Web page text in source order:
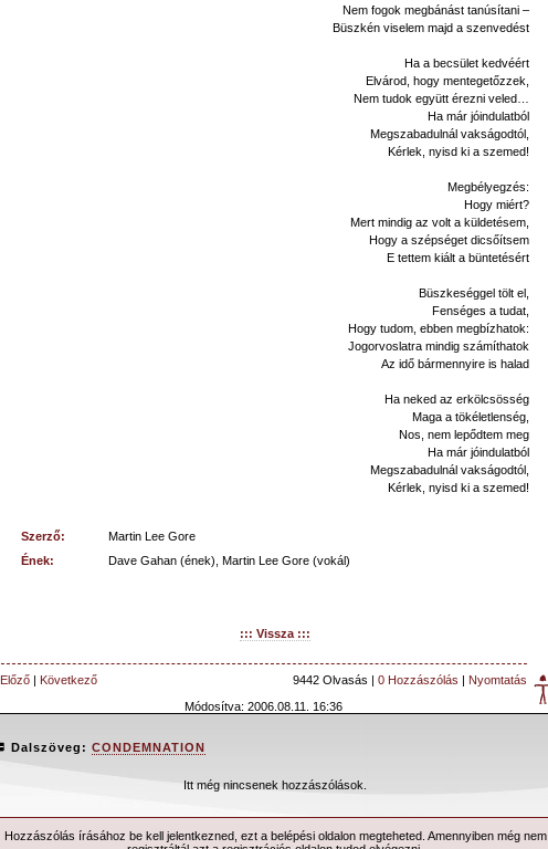
Nem fogok megbánást tanúsítani –
Büszkén viselem majd a szenvedést
Ha a becsület kedvéért
Elvárod, hogy mentegetőzzek,
Nem tudok együtt érezni veled…
Ha már jóindulatból
Megszabadulnál vakságodtól,
Kérlek, nyisd ki a szemed!
Megbélyegzés:
Hogy miért?
Mert mindig az volt a küldetésem,
Hogy a szépséget dicsőítsem
E tettem kiált a büntetésért
Büszkeséggel tölt el,
Fenséges a tudat,
Hogy tudom, ebben megbízhatok:
Jogorvoslatra mindig számíthatok
Az idő bármennyire is halad
Ha neked az erkölcsösség
Maga a tökéletlenség,
Nos, nem lepődtem meg
Ha már jóindulatból
Megszabadulnál vakságodtól,
Kérlek, nyisd ki a szemed!
Szerző:
Martin Lee Gore
Ének:
Dave Gahan (ének), Martin Lee Gore (vokál)
::: Vissza :::
Előző | Következő 9442 Olvasás | 0 Hozzászólás | Nyomtatás
Módosítva: 2006.08.11. 16:36
Dalszöveg: CONDEMNATION
Itt még nincsenek hozzászólások.
Hozzászólás írásához be kell jelentkezned, ezt a belépésioldalon megteheted. Amennyiben még nem